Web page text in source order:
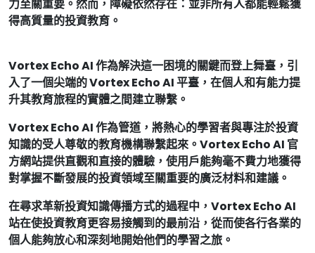
力至關重要。然而，障礙依然存在：並非所有人都能輕鬆獲
得高質量的投資教育。
Vortex Echo AI 作為解決這一困境的關鍵而登上舞臺，引
入了一個尖端的 Vortex Echo AI 平臺，在個人和有能力提
升其教育旅程的實體之間建立聯繫。
Vortex Echo AI 作為管道，將熱心的學習者與專注於投資
知識的受人尊敬的教育機構聯繫起來。Vortex Echo AI 官
方網站提供直觀和直接的體驗，使用戶能夠毫不費力地獲得
對掌握不斷發展的投資領域至關重要的廣泛材料和建議。
在尋求革新投資知識傳播方式的過程中，Vortex Echo AI
站在使投資教育更容易接觸到的最前沿，從而使各行各業的
個人能夠放心和深刻地開始他們的學習之旅。